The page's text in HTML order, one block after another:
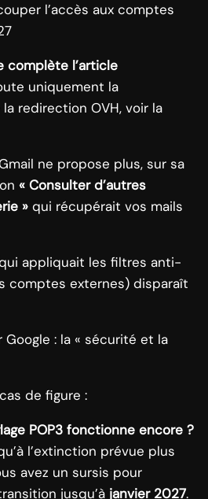
l’accès aux comptes
complète l’article
uniquement la
redirection OVH, voir la
ne propose plus, sur sa
« Consulter d’autres
» qui récupérait vos mails
appliquait les filtres anti-
comptes externes) disparaît
Google : la « sécurité et la
de figure :
POP3 fonctionne encore ?
l’extinction prévue plus
avez un sursis pour
jusqu’à janvier 2027.